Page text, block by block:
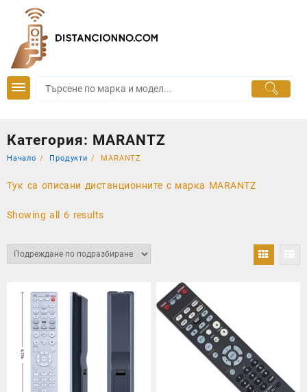
content
Категория: MARANTZ
Начало Продукти MARANTZ
Тук са описани дистанционните с марка MARANTZ
Showing all 6 results